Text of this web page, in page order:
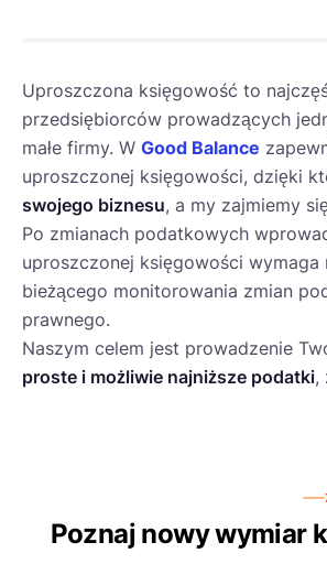
PLN
Uproszczona księgowość to
przedsiębiorców prowadzących
małe firmy. W Good Balance
uproszczonej księgowości, dzięki
swojego biznesu, a my zajmiemy
Po zmianach podatkowych
uproszczonej księgowości
bieżącego monitorowania zmian
prawnego.
Naszym celem jest prowadzenie
proste i możliwie najniższe podatki,
Poznaj nowy wymiar